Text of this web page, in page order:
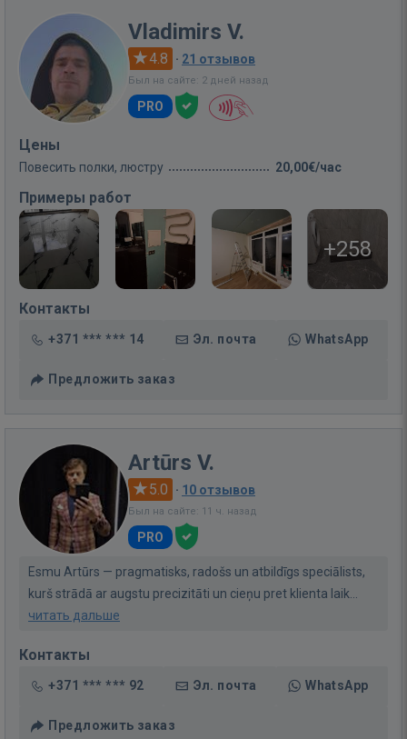
Vladimirs V.
4.8 · 21 отзывов
Был на сайте: 2 дней назад
PRO
Цены
Повесить полки, люстру 20,00€/час
Примеры работ
+258
Контакты
+371 *** *** 14 Эл. почта WhatsApp
Предложить заказ
Artūrs V.
5.0 · 10 отзывов
Был на сайте: 11 ч. назад
PRO
Esmu Artūrs — pragmatisks, radošs un atbildīgs speciālists,
kurš strādā ar augstu precizitāti un cieņu pret klienta laik...
читать дальше
Контакты
+371 *** *** 92 Эл. почта WhatsApp
Предложить заказ